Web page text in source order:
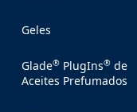
Geles
Glade®PlugIns®de
Aceites Prefumados